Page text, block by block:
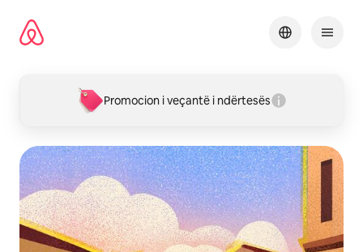
përmbajtja
Promocion i veçantë i ndërtesës